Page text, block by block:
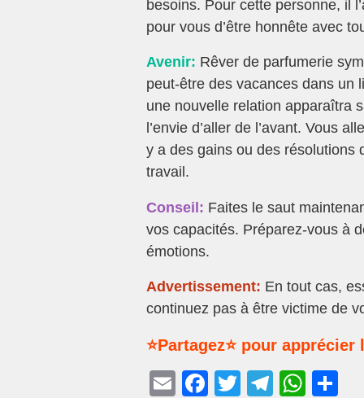
besoins. Pour cette personne, il
pour vous d’être honnête avec
Avenir: Rêver de parfumerie
peut-être des vacances dans un
une nouvelle relation apparaîtra
l’envie d’aller de l’avant. Vous
y a des gains ou des résolutions
travail.
Conseil: Faites le saut
vos capacités. Préparez-vous à
émotions.
Advertissement: En tout cas,
continuez pas à être victime de
⭐Partagez⭐ pour
E
F
T
T
W